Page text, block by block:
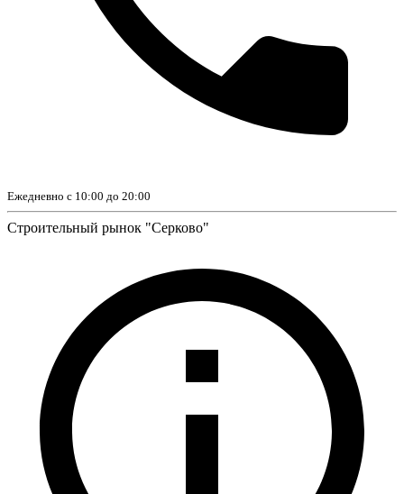
Ежедневно с 10:00 до 20:00
Строительный рынок "Серково"